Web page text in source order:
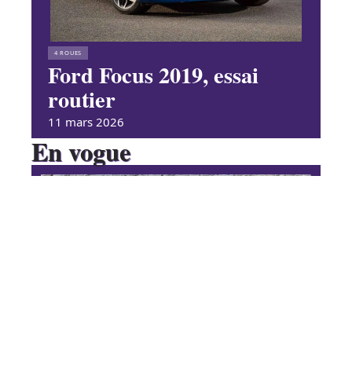
4 ROUES
Ford Focus 2019, essai
routier
11 mars 2026
En vogue